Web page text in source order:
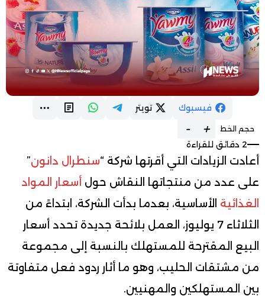
فيسبوك تويتر
حجم الخط +
-
2 دقائق للقراءة
أعادت الزيادات التي أقرتها شركة “سنطرال دانون”
على عدد من منتجاتها النقاش حول أسعار المواد
الغذائية الأساسية، بعدما بدأت الشركة، ابتداءً من
الثلاثاء 7 يوليوز، العمل بلائحة جديدة تحدد أسعار
البيع المقترحة للمستهلك بالنسبة إلى مجموعة
من مشتقات الحليب، وهو ما أثار ردود فعل متفاوتة
بين المستهلكين والمهنيين.